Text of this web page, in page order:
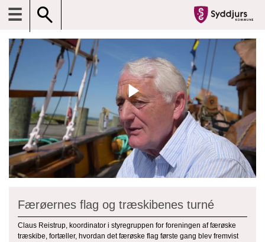
☰
Færøernes flag og træskibenes turné
Claus Reistrup, koordinator i styregruppen for foreningen af færøske
træskibe, fortæller, hvordan det færøske flag første gang blev fremvist